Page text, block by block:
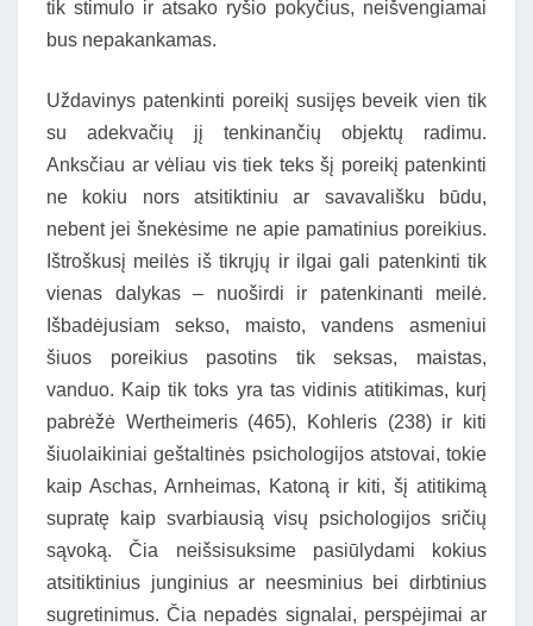
tik stimulo ir atsako ryšio pokyčius, neišvengiamai
bus nepakankamas.
Uždavinys patenkinti poreikį susijęs beveik vien tik
su adekvačių jį tenkinančių objektų radimu.
Anksčiau ar vėliau vis tiek teks šį poreikį patenkinti
ne kokiu nors atsitiktiniu ar savavališku būdu,
nebent jei šnekėsime ne apie pamatinius poreikius.
Ištroškusį meilės iš tikrųjų ir ilgai gali patenkinti tik
vienas dalykas – nuoširdi ir patenkinanti meilė.
Išbadėjusiam sekso, maisto, vandens asmeniui
šiuos poreikius pasotins tik seksas, maistas,
vanduo. Kaip tik toks yra tas vidinis atitikimas, kurį
pabrėžė Wertheimeris (465), Kohleris (238) ir kiti
šiuolaikiniai geštaltinės psichologijos atstovai, tokie
kaip Aschas, Arnheimas, Katoną ir kiti, šį atitikimą
supratę kaip svarbiausią visų psichologijos sričių
sąvoką. Čia neišsisuksime pasiūlydami kokius
atsitiktinius junginius ar neesminius bei dirbtinius
sugretinimus. Čia nepadės signalai, perspėjimai ar